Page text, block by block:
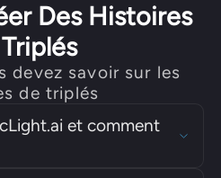
Des Histoires
devez savoir sur les
de triplés
et comment